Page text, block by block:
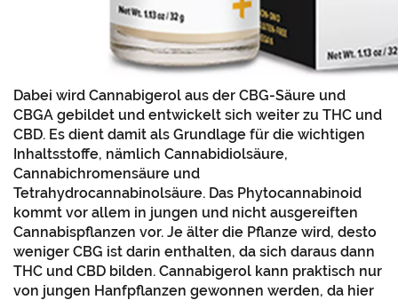
Dabei wird Cannabigerol aus der CBG-Säure und
CBGA gebildet und entwickelt sich weiter zu THC und
CBD. Es dient damit als Grundlage für die wichtigen
Inhaltsstoffe, nämlich Cannabidiolsäure,
Cannabichromensäure und
Tetrahydrocannabinolsäure. Das Phytocannabinoid
kommt vor allem in jungen und nicht ausgereiften
Cannabispflanzen vor. Je älter die Pflanze wird, desto
weniger CBG ist darin enthalten, da sich daraus dann
THC und CBD bilden. Cannabigerol kann praktisch nur
von jungen Hanfpflanzen gewonnen werden, da hier